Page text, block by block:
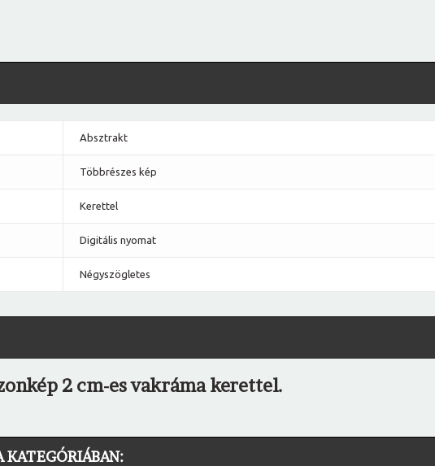
Absztrakt
Többrészes kép
Kerettel
Digitális nyomat
Négyszögletes
2 cm-es vakráma kerettel.
KATEGÓRIÁBAN: